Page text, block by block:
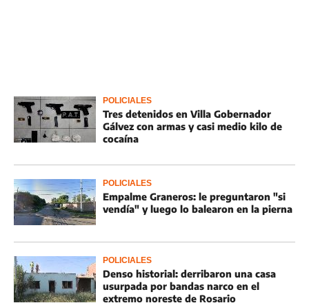
POLICIALES
Tres detenidos en Villa Gobernador
Gálvez con armas y casi medio kilo de
cocaína
POLICIALES
Empalme Graneros: le preguntaron "si
vendía" y luego lo balearon en la pierna
POLICIALES
Denso historial: derribaron una casa
usurpada por bandas narco en el
extremo noreste de Rosario